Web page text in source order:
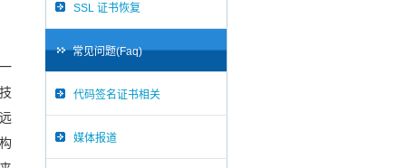
SSL 证书恢复
常见问题(Faq)
代码签名证书相关
媒体报道